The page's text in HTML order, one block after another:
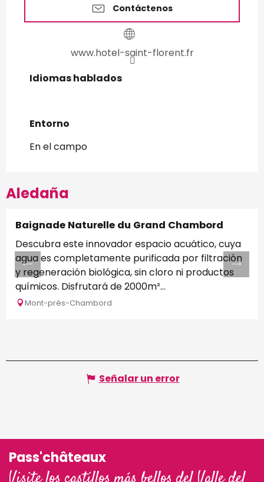
Contáctenos
www.hotel-saint-florent.fr
Idiomas hablados
Idiomas hablados
Entorno
Entorno
En el campo
Aledaña
Baignade Naturelle du Grand Chambord
Descubra este innovador espacio acuático, cuya
agua es completamente purificada por filtración
y regeneración biológica, sin cloro ni productos
químicos. Disfrutará de 2000m²...
Mont-près-Chambord
Señalar un error
Pass'châteaux